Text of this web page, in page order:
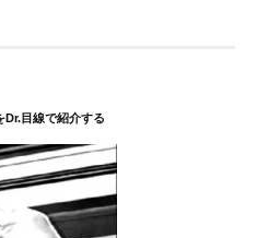
Dr.目線で紹介する